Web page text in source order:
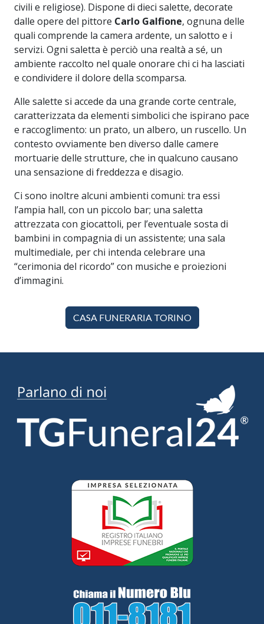
civili e religiose). Dispone di dieci salette, decorate
dalle opere del pittore Carlo Galfione, ognuna delle
quali comprende la camera ardente, un salotto e i
servizi. Ogni saletta è perciò una realtà a sé, un
ambiente raccolto nel quale onorare chi ci ha lasciati
e condividere il dolore della scomparsa.
Alle salette si accede da una grande corte centrale,
caratterizzata da elementi simbolici che ispirano pace
e raccoglimento: un prato, un albero, un ruscello. Un
contesto ovviamente ben diverso dalle camere
mortuarie delle strutture, che in qualcuno causano
una sensazione di freddezza e disagio.
Ci sono inoltre alcuni ambienti comuni: tra essi
l’ampia hall, con un piccolo bar; una saletta
attrezzata con giocattoli, per l’eventuale sosta di
bambini in compagnia di un assistente; una sala
multimediale, per chi intenda celebrare una
“cerimonia del ricordo” con musiche e proiezioni
d’immagini.
CASA FUNERARIA TORINO